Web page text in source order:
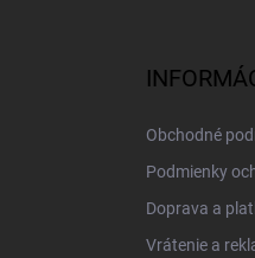
Obchodné
Podmienky
Doprava a
Vrátenie a